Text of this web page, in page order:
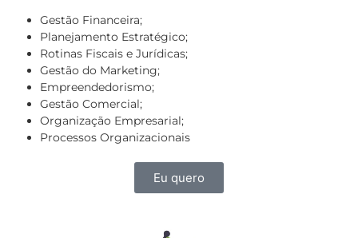
Gestão Financeira;
Planejamento Estratégico;
Rotinas Fiscais e Jurídicas;
Gestão do Marketing;
Empreendedorismo;
Gestão Comercial;
Organização Empresarial;
Processos Organizacionais
Eu quero